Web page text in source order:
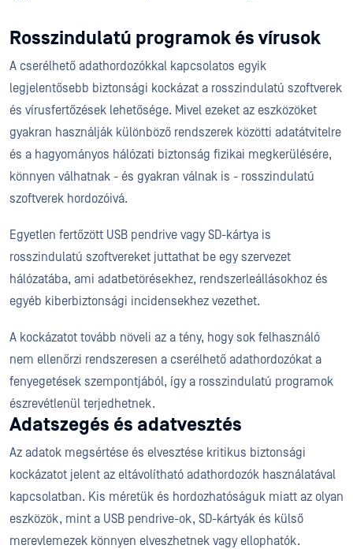
Rosszindulatú programok és vírusok
A cserélhető adathordozókkal kapcsolatos egyik
legjelentősebb biztonsági kockázat a rosszindulatú szoftverek
és vírusfertőzések lehetősége. Mivel ezeket az eszközöket
gyakran használják különböző rendszerek közötti adatátvitelre
és a hagyományos hálózati biztonság fizikai megkerülésére,
könnyen válhatnak - és gyakran válnak is - rosszindulatú
szoftverek hordozóivá.
Egyetlen fertőzött USB pendrive vagy SD-kártya is
rosszindulatú szoftvereket juttathat be egy szervezet
hálózatába, ami adatbetörésekhez, rendszerleállásokhoz és
egyéb kiberbiztonsági incidensekhez vezethet.
A kockázatot tovább növeli az a tény, hogy sok felhasználó
nem ellenőrzi rendszeresen a cserélhető adathordozókat a
fenyegetések szempontjából, így a rosszindulatú programok
észrevétlenül terjedhetnek.
Adatszegés és adatvesztés
Az adatok megsértése és elvesztése kritikus biztonsági
kockázatot jelent az eltávolítható adathordozók használatával
kapcsolatban. Kis méretük és hordozhatóságuk miatt az olyan
eszközök, mint a USB pendrive-ok, SD-kártyák és külső
merevlemezek könnyen elveszhetnek vagy ellophatók.